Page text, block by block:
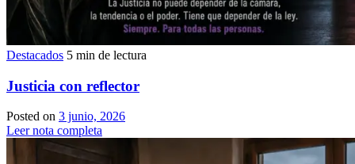
Destacados 5 min de lectura
Justicia con reflector
Posted on 3 junio, 2026
Leer nota completa